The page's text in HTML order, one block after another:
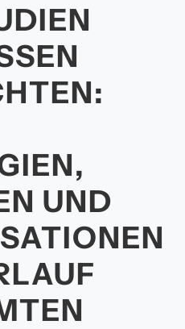
S
W
T
UND O
D
B